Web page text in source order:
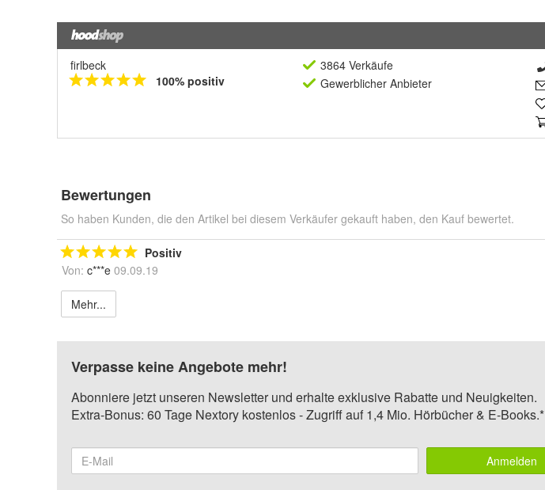
firlbeck
100% positiv
3864 Verkäufe
Gewerblicher Anbieter
Bewertungen
So haben Kunden, die den Artikel bei diesem Verkäufer gekauft haben, den Kauf bewertet.
Positiv
Von: c***e 09.09.19
Mehr...
Verpasse keine Angebote mehr!
Abonniere jetzt unseren Newsletter und erhalte exklusive Rabatte und Neuigkeiten.
Extra-Bonus: 60 Tage Nextory kostenlos - Zugriff auf 1,4 Mio. Hörbücher & E-Books.*
Anmelden